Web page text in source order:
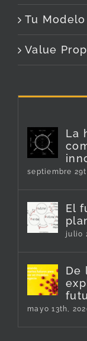
Tu
Value
La
septiembre
El
julio
De
mayo 13th,